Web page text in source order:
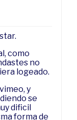
como
no
logeado.
y
se
dificil
forma de